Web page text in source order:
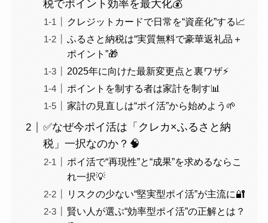
税でポイント効率を最大化💰
クレジットカードで日常を“資産化”する📈
ふるさと納税は“実質無料で豪華返礼品＋
ポイント”🎁
2025年に向けた最新変更点と裏ワザ⚡
ポイントを制する者は家計を制す📊
家計の見直しは“ポイ活”から始めよう🌱
✅なぜ今ポイ活は「クレカ×ふるさと納
税」一択なのか？🧠
ポイ活で“再現性”と“成果”を求めるならこ
れ一択💡
リスクの少ない“堅実型ポイ活”が主流に🔐
賢い人が選ぶ“効率型ポイ活”の正解とは？